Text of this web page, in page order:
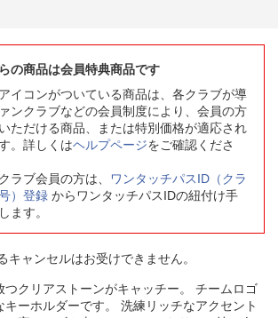
の商品は会員特典商品です
イコンがついている商品は、各クラブが導
ンクラブなどの会員制度により、会員の方
ただける商品、または特別価格が適応され
。詳しくはヘルプページをご確認くださ
ラブ会員の方は、
ワンタッチパスID（クラ
）登録 からワンタッチパスIDの紐付け手
ます。
ャンセルはお受けできません。
つクリアストーンがキャッチー。 チームロゴ
キーホルダーです。 洗練リッチなアクセント